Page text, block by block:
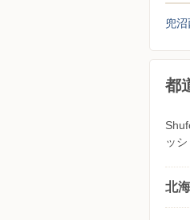
兜沼
都
ッ
北